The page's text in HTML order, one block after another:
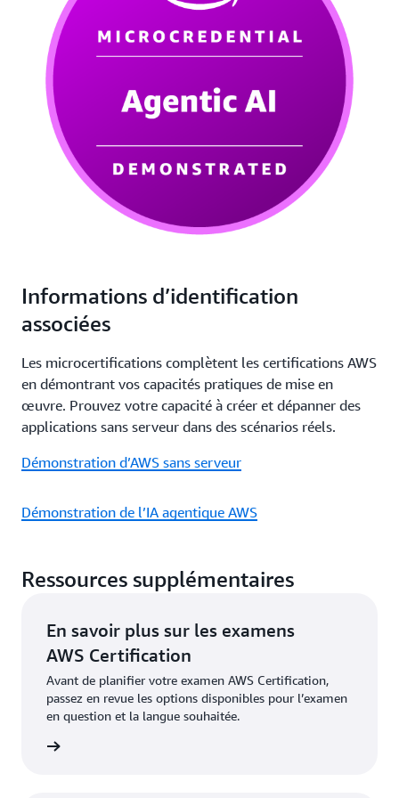
Informations d’identification
associées
Les microcertifications complètent les certifications AWS
en démontrant vos capacités pratiques de mise en
œuvre. Prouvez votre capacité à créer et dépanner des
applications sans serveur dans des scénarios réels.
Démonstration d’AWS sans serveur
Démonstration de l’IA agentique AWS
Ressources supplémentaires
En savoir plus sur les examens
AWS Certification
Avant de planifier votre examen AWS Certification,
passez en revue les options disponibles pour l’examen
en question et la langue souhaitée.